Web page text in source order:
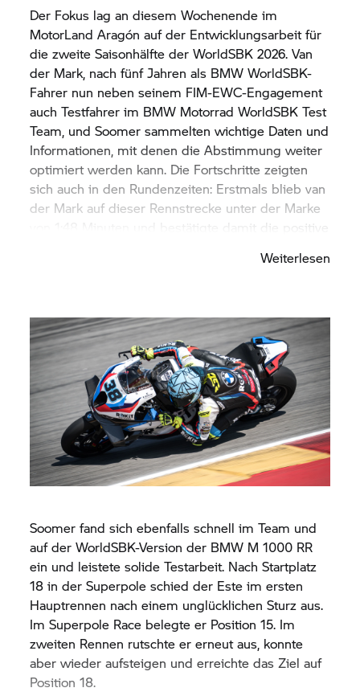
Der Fokus lag an diesem Wochenende im
MotorLand Aragón auf der Entwicklungsarbeit für
die zweite Saisonhälfte der WorldSBK 2026. Van
der Mark, nach fünf Jahren als BMW WorldSBK-
Fahrer nun neben seinem FIM-EWC-Engagement
auch Testfahrer im BMW Motorrad WorldSBK Test
Team, und Soomer sammelten wichtige Daten und
Informationen, mit denen die Abstimmung weiter
optimiert werden kann. Die Fortschritte zeigten
sich auch in den Rundenzeiten: Erstmals blieb van
der Mark auf dieser Rennstrecke unter der Marke
von 1:48 Minuten und bestätigte damit die positive
hinweg. Mit Platz sieben in der Superpole-
Race wurde er jeweils Elfter, im zweiten
Hauptrennen fuhr er als Zehnter in die Top-10.
Weiterlesen
Soomer fand sich ebenfalls schnell im Team und
auf der WorldSBK-Version der BMW M 1000 RR
ein und leistete solide Testarbeit. Nach Startplatz
18 in der Superpole schied der Este im ersten
Hauptrennen nach einem unglücklichen Sturz aus.
Im Superpole Race belegte er Position 15. Im
zweiten Rennen rutschte er erneut aus, konnte
aber wieder aufsteigen und erreichte das Ziel auf
Position 18.